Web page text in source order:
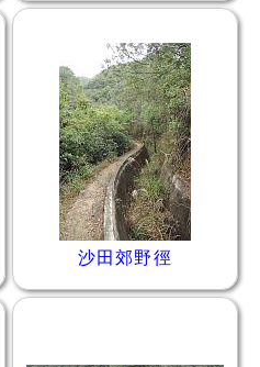
沙田郊野徑